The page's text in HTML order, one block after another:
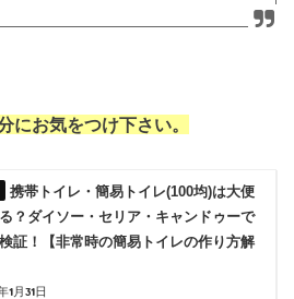
にお気をつけ下さい。
携帯トイレ・簡易トイレ(100均)は大便
？ダイソー・セリア・キャンドゥーで
証！【非常時の簡易トイレの作り方解
1月31日